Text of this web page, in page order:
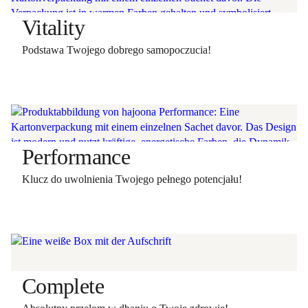
Vitality
Podstawa Twojego dobrego samopoczucia!
Performance
Klucz do uwolnienia Twojego pełnego potencjału!
Complete